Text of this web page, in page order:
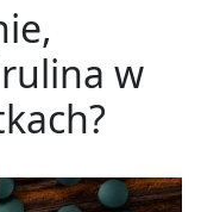
w